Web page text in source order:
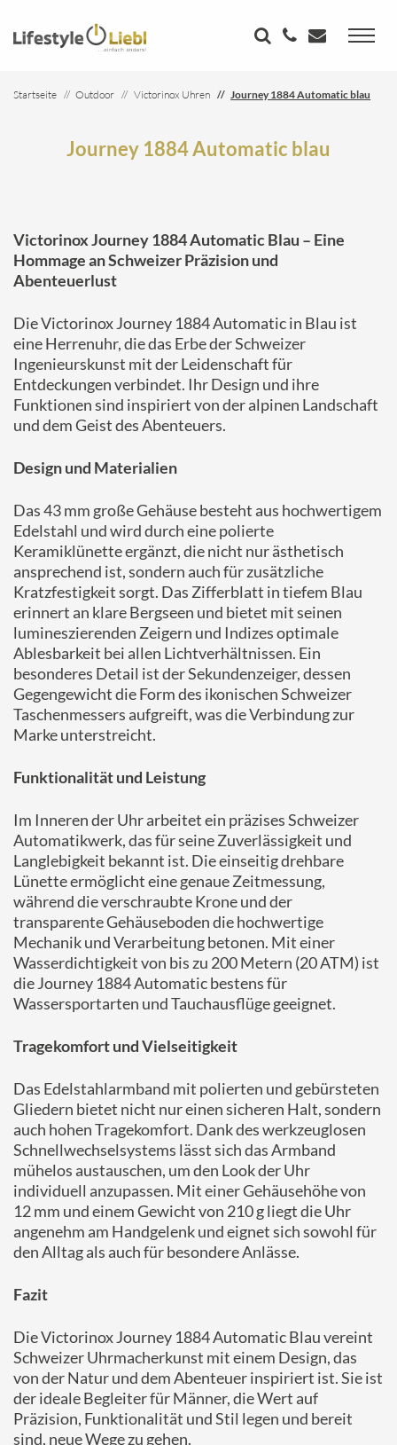
Startseite Outdoor Victorinox Uhren Journey 1884 Automatic blau
Journey 1884 Automatic blau
Victorinox Journey 1884 Automatic Blau – Eine
Hommage an Schweizer Präzision und
Abenteuerlust
Die Victorinox Journey 1884 Automatic in Blau ist
eine Herrenuhr, die das Erbe der Schweizer
Ingenieurskunst mit der Leidenschaft für
Entdeckungen verbindet. Ihr Design und ihre
Funktionen sind inspiriert von der alpinen Landschaft
und dem Geist des Abenteuers.
Design und Materialien
Das 43 mm große Gehäuse besteht aus hochwertigem
Edelstahl und wird durch eine polierte
Keramiklünette ergänzt, die nicht nur ästhetisch
ansprechend ist, sondern auch für zusätzliche
Kratzfestigkeit sorgt. Das Zifferblatt in tiefem Blau
erinnert an klare Bergseen und bietet mit seinen
lumineszierenden Zeigern und Indizes optimale
Ablesbarkeit bei allen Lichtverhältnissen. Ein
besonderes Detail ist der Sekundenzeiger, dessen
Gegengewicht die Form des ikonischen Schweizer
Taschenmessers aufgreift, was die Verbindung zur
Marke unterstreicht.
Funktionalität und Leistung
Im Inneren der Uhr arbeitet ein präzises Schweizer
Automatikwerk, das für seine Zuverlässigkeit und
Langlebigkeit bekannt ist. Die einseitig drehbare
Lünette ermöglicht eine genaue Zeitmessung,
während die verschraubte Krone und der
transparente Gehäuseboden die hochwertige
Mechanik und Verarbeitung betonen. Mit einer
Wasserdichtigkeit von bis zu 200 Metern (20 ATM) ist
die Journey 1884 Automatic bestens für
Wassersportarten und Tauchausflüge geeignet.
Tragekomfort und Vielseitigkeit
Das Edelstahlarmband mit polierten und gebürsteten
Gliedern bietet nicht nur einen sicheren Halt, sondern
auch hohen Tragekomfort. Dank des werkzeuglosen
Schnellwechselsystems lässt sich das Armband
mühelos austauschen, um den Look der Uhr
individuell anzupassen. Mit einer Gehäusehöhe von
12 mm und einem Gewicht von 210 g liegt die Uhr
angenehm am Handgelenk und eignet sich sowohl für
den Alltag als auch für besondere Anlässe.
Fazit
Die Victorinox Journey 1884 Automatic Blau vereint
Schweizer Uhrmacherkunst mit einem Design, das
von der Natur und dem Abenteuer inspiriert ist.Sie ist
der ideale Begleiter für Männer, die Wert auf
Präzision, Funktionalität und Stil legen und bereit
sind, neue Wege zu gehen.